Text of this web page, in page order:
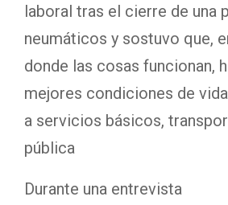
laboral tras el cierre de una
neumáticos y sostuvo que,
donde las cosas funcionan,
mejores condiciones de
a servicios básicos,
pública
Durante una entrevista